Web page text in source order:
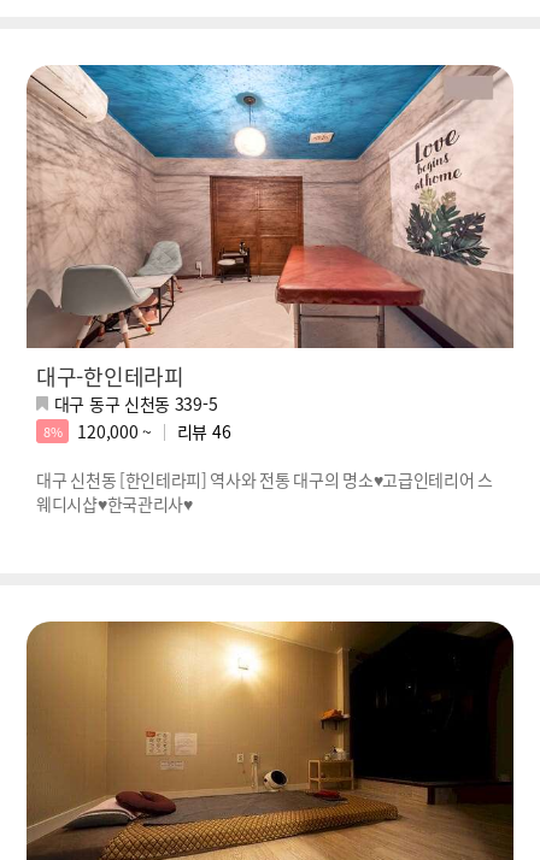
대구-한인테라피
대구 동구 신천동 339-5
8% 120,000 ~ 리뷰 46
대구 신천동 [한인테라피] 역사와 전통 대구의 명소♥고급인테리어 스
웨디시샵♥한국관리사♥